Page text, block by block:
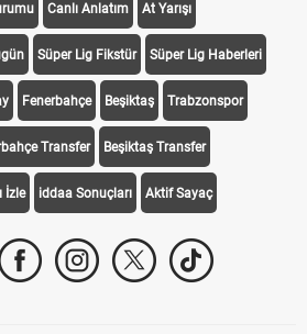
Canlı Anlatım At Yarışı
Süper Lig Fikstür Süper Lig Haberleri
Fenerbahçe Beşiktaş Trabzonspor
Transfer Beşiktaş Transfer
İzle iddaa Sonuçları Aktif Sayaç